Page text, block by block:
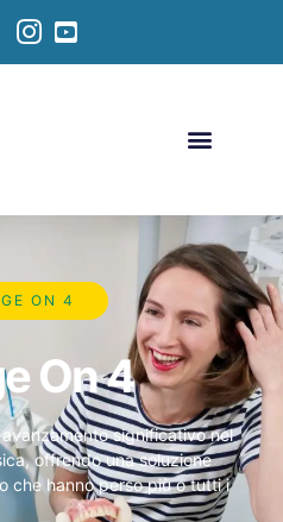
ON 4
On 4
significativo nel
offrendo una soluzione
che hanno perso più o tutti i